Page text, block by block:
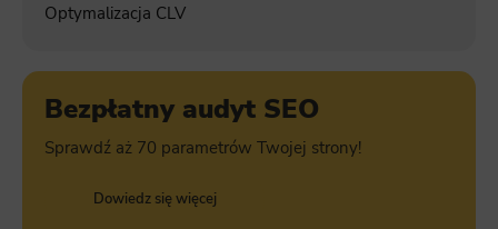
Optymalizacja CLV
Bezpłatny audyt SEO
Sprawdź aż 70 parametrów Twojej strony!
Dowiedz się więcej